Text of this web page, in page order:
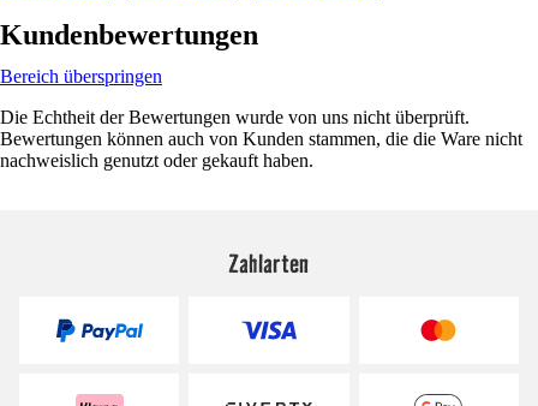
Kundenbewertungen
Bereich überspringen
Die Echtheit der Bewertungen wurde von uns nicht überprüft.
Bewertungen können auch von Kunden stammen, die die Ware nicht
nachweislich genutzt oder gekauft haben.
Zahlarten